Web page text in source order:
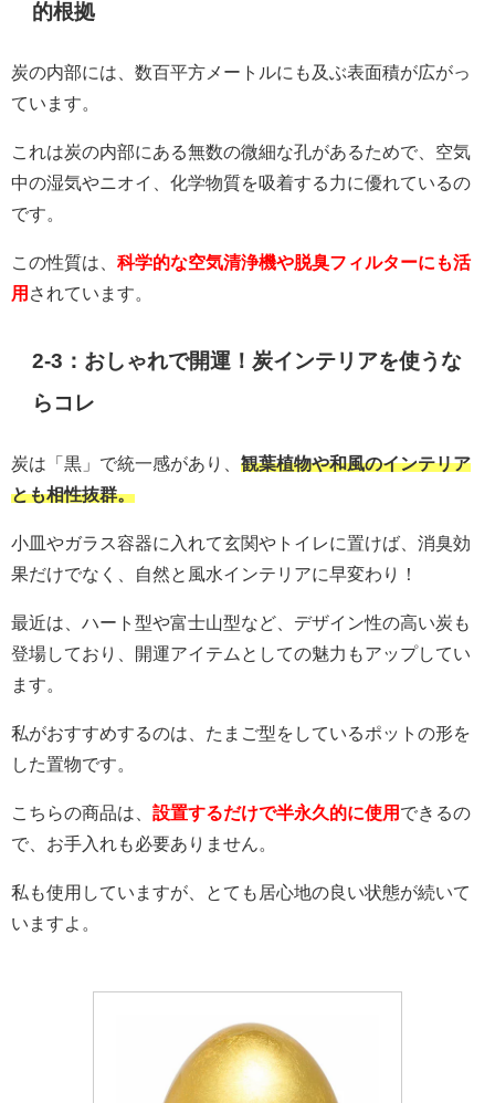
的根拠
炭の内部には、数百平方メートルにも及ぶ表面積が広がっ
ています。
これは炭の内部にある無数の微細な孔があるためで、空気
中の湿気やニオイ、化学物質を吸着する力に優れているの
です。
この性質は、 科学的な空気清浄機や脱臭フィルターにも活
用 されています。
2-3：おしゃれで開運！炭インテリアを使うな
らコレ
炭は「黒」で統一感があり、 観葉植物や和風のインテリア
とも相性抜群。
小皿やガラス容器に入れて玄関やトイレに置けば、消臭効
果だけでなく、自然と風水インテリアに早変わり！
最近は、ハート型や富士山型など、デザイン性の高い炭も
登場しており、開運アイテムとしての魅力もアップしてい
ます。
私がおすすめするのは、たまご型をしているポットの形を
した置物です。
こちらの商品は、 設置するだけで半永久的に使用 できるの
で、お手入れも必要ありません。
私も使用していますが、とても居心地の良い状態が続いて
いますよ。